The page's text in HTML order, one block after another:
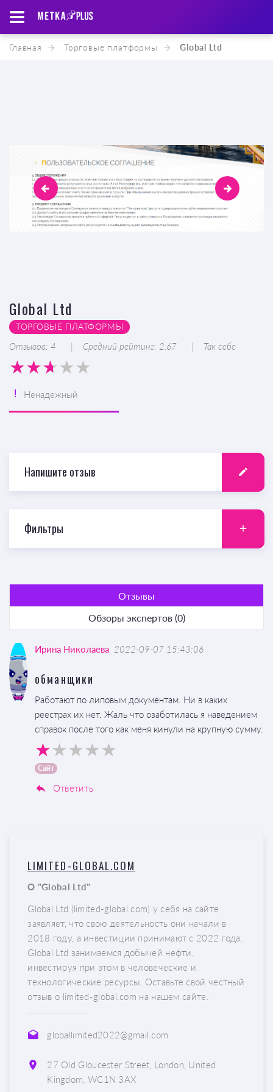
Главная Торговые платформы Global Ltd
Global Ltd
ТОРГОВЫЕ ПЛАТФОРМЫ
Отзывов: 4 Средний рейтинг: 2.67 Так себе
Ненадежный
Напишите отзыв
Фильтры
Отзывы
Обзоры экспертов (0)
Ирина Николаева 2022-09-07 15:43:06
обманщики
Работают по липовым документам. Ни в каких
реестрах их нет. Жаль что озаботилась я наведением
справок после того как меня кинули на крупную сумму.
Сайт
Ответить
LIMITED-GLOBAL.COM
О "Global Ltd"
Global Ltd (limited-global.com) у себя на сайте
заявляет, что свою деятельность они начали в
2018 году, а инвестиции принимают с 2022 года.
Global Ltd занимаемся добычей нефти,
инвестируя при этом в человеческие и
технологические ресурсы. Оставьте свой честный
отзыв о limited-global.com на нашем сайте.
globallimited2022@gmail.com
27 Old Gloucester Street, London, United
Kingdom, WC1N 3AX